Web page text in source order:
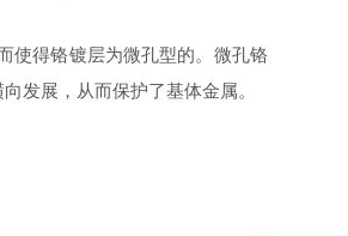
使得铬镀层为微孔型的。微孔铬
发展，从而保护了基体金属。